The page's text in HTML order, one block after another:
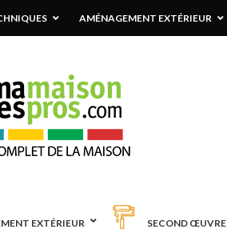
AMÉNAGEMENT EXTÉRIEUR
EXTÉRIEUR SECOND ŒUVRE